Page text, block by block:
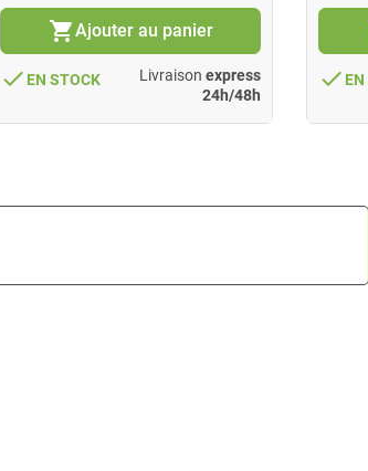
shopping_cartAjouter au panier
done EN STOCK Livraison express
24h/48h
done